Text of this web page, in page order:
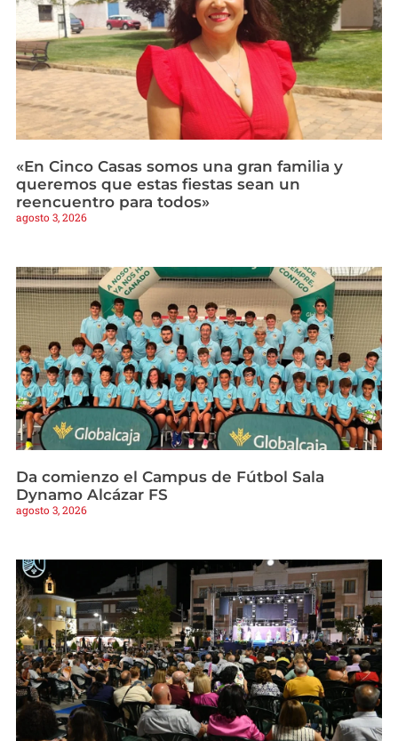
«En Cinco Casas somos una gran familia y
queremos que estas fiestas sean un
reencuentro para todos»
agosto 3, 2026
Da comienzo el Campus de Fútbol Sala
Dynamo Alcázar FS
agosto 3, 2026